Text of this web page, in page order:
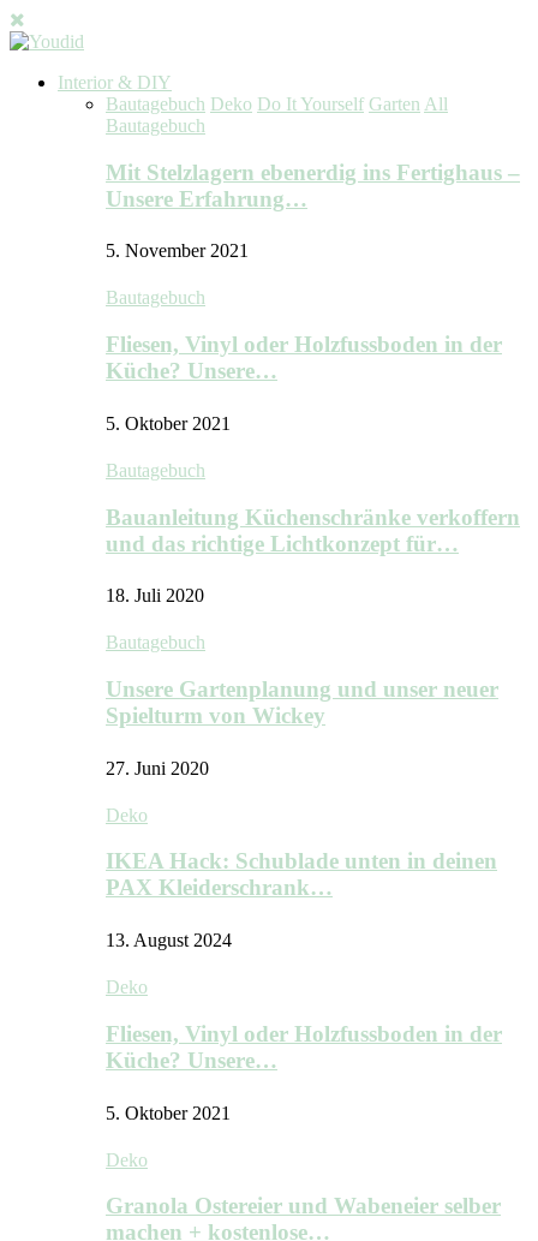
Interior & DIY
Bautagebuch Deko Do It Yourself Garten All
Bautagebuch
Mit Stelzlagern ebenerdig ins Fertighaus –
Unsere Erfahrung…
5. November 2021
Bautagebuch
Fliesen, Vinyl oder Holzfussboden in der
Küche? Unsere…
5. Oktober 2021
Bautagebuch
Bauanleitung Küchenschränke verkoffern
und das richtige Lichtkonzept für…
18. Juli 2020
Bautagebuch
Unsere Gartenplanung und unser neuer
Spielturm von Wickey
27. Juni 2020
Deko
IKEA Hack: Schublade unten in deinen
PAX Kleiderschrank…
13. August 2024
Deko
Fliesen, Vinyl oder Holzfussboden in der
Küche? Unsere…
5. Oktober 2021
Deko
Granola Ostereier und Wabeneier selber
machen + kostenlose…